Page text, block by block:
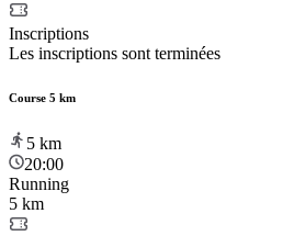
Inscriptions
Les inscriptions sont terminées
Course 5 km
5 km
20:00
Running
5 km